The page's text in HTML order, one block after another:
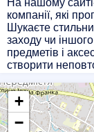
На нашому
компанії, які
Шукаєте
заходу чи
предметів і
створити
підхід до
разом з нами!
+
−